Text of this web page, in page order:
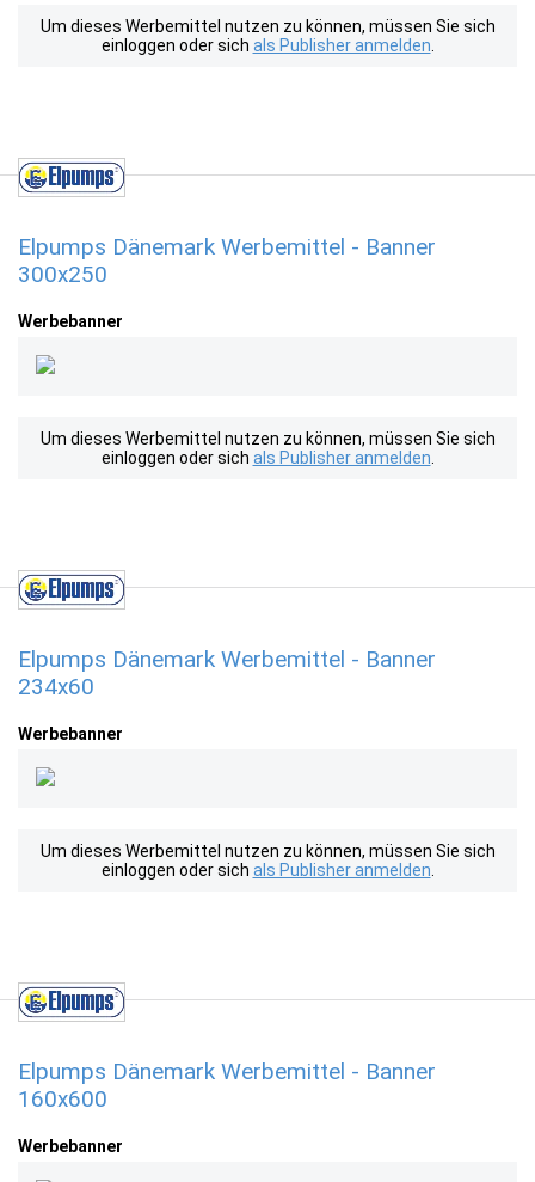
Um dieses Werbemittel nutzen zu können, müssen Sie sich
einloggen oder sich als Publisher anmelden
Elpumps Dänemark Werbemittel - Banner
300x250
Werbebanner
Um dieses Werbemittel nutzen zu können, müssen Sie sich
einloggen oder sich als Publisher anmelden
Elpumps Dänemark Werbemittel - Banner
234x60
Werbebanner
Um dieses Werbemittel nutzen zu können, müssen Sie sich
einloggen oder sich als Publisher anmelden
Elpumps Dänemark Werbemittel - Banner
160x600
Werbebanner